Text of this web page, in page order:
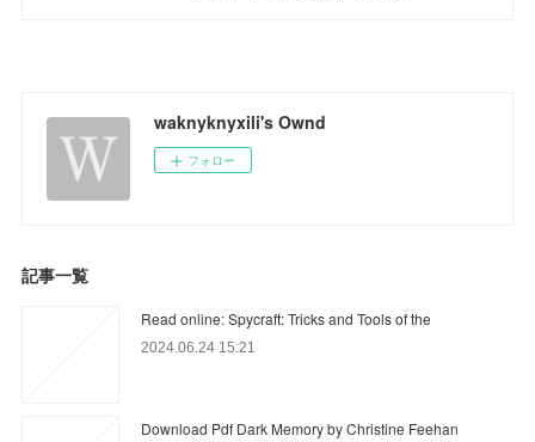
waknyknyxili's Ownd
フォロー
記事一覧
Read online: Spycraft: Tricks and Tools of the
2024.06.24 15:21
Download Pdf Dark Memory by Christine Feehan